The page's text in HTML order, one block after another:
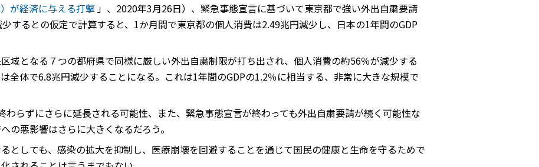
が経済に与える打撃」、2020年3月26日）、緊急事態宣言に基づいて東京都で強い外出自粛要請
するとの仮定で計算すると、1か月間で東京都の個人消費は2.49兆円減少し、日本の1年間のGDP
域となる７つの都府県で同様に厳しい外出自粛制限が打ち出され、個人消費の約56％が減少する
全体で6.8兆円減少することになる。これは1年間のGDPの1.2％に相当する、非常に大きな規模で
わらずにさらに延長される可能性、また、緊急事態宣言が終わっても外出自粛要請が続く可能性な
の悪影響はさらに大きくなるだろう。
としても、感染の拡大を抑制し、医療崩壊を回避することを通じて国民の健康と生命を守るためで